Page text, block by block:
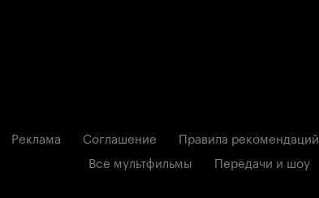
Реклама Соглашение Правила рекомендаций
Все мультфильмы
Передачи и шоу